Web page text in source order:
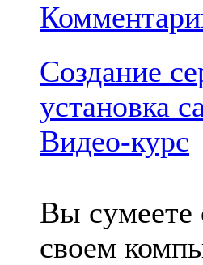
Создание
установка
Видео-курс
Вы сумеетe
своем